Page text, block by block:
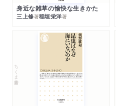
身近な雑草の愉快な生きかた
三上修著稲垣栄洋著
ちくま新書